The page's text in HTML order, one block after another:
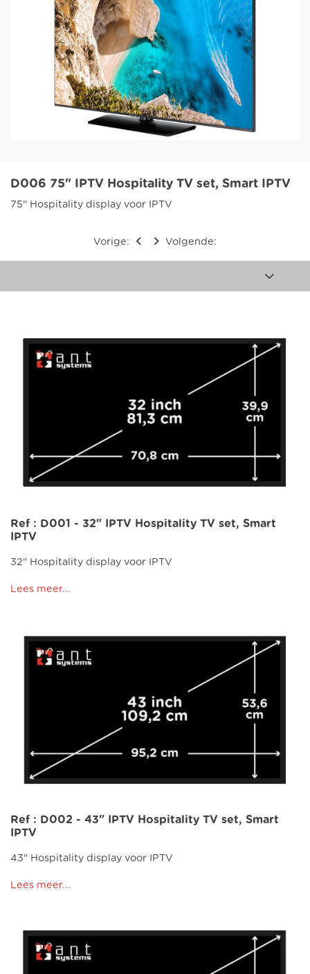
D006 75" IPTV Hospitality TV set, Smart IPTV
75" Hospitality display voor IPTV
Vorige: Volgende:
Ref : D001 - 32" IPTV Hospitality TV set, Smart
IPTV
32" Hospitality display voor IPTV
Lees meer...
Ref : D002 - 43" IPTV Hospitality TV set, Smart
IPTV
43" Hospitality display voor IPTV
Lees meer...